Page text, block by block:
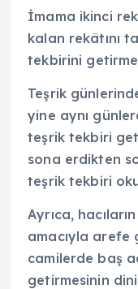
İmama ikinci
kalan rekâtını
tekbirini
Teşrik
yine aynı
teşrik tekbiri
sona erdikten
teşrik tekbiri
Ayrıca,
amacıyla arefe
camilerde baş
getirmesinin